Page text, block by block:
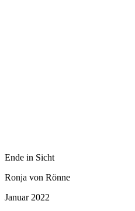
Ende in Sicht
Ronja von Rönne
Januar 2022